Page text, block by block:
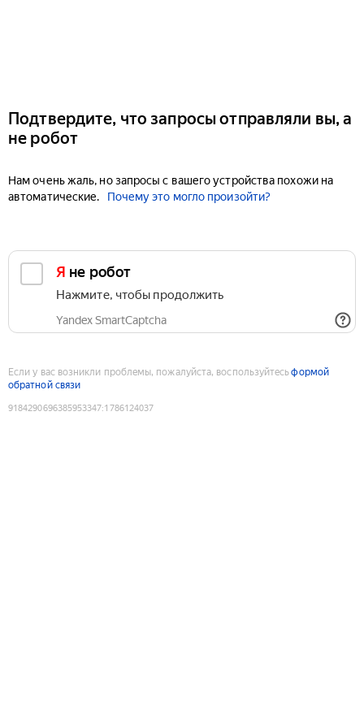
Подтвердите, что запросы отправляли вы, а
не робот
Нам очень жаль, но запросы с вашего устройства похожи на
автоматические.
Почему это могло произойти?
Я не робот
Нажмите, чтобы продолжить
Yandex SmartCaptcha
Если у вас возникли проблемы, пожалуйста, воспользуйтесьформой
обратной связи
9184290696385953347:1786124037